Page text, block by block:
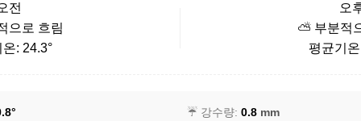
전
으로 흐림
: 24.3°
오
⛅ 부분적
평균기
☔ 강수량: 0.8 mm